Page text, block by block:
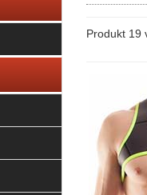
Produkt 19